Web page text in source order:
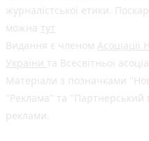
журналістської етики.
можна тут
Видання є членом Асоціації
України та Всесвітньої
Матеріали з позначками
"Реклама" та "Партнерський
реклами.